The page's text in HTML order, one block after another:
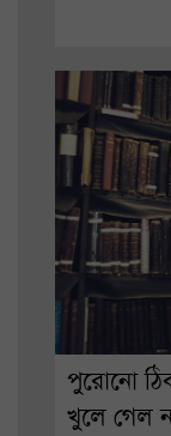
পুরোনো
খুলে গেল